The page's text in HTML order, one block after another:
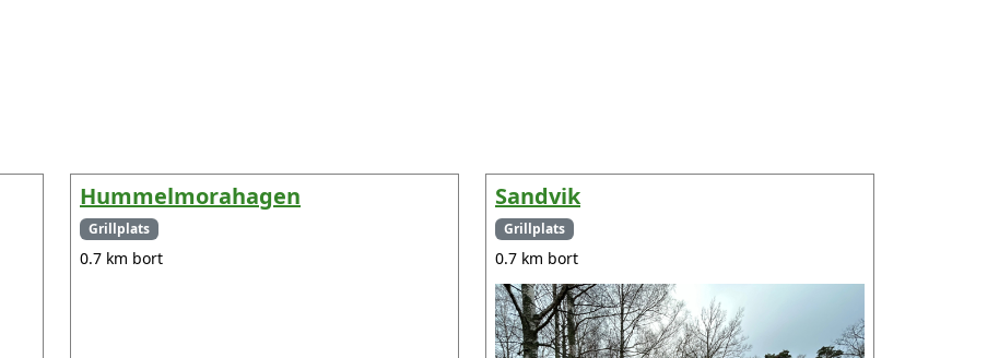
Hummelmorahagen
Grillplats
0.7 km bort
Sandvik
Grillplats
0.7 km bort